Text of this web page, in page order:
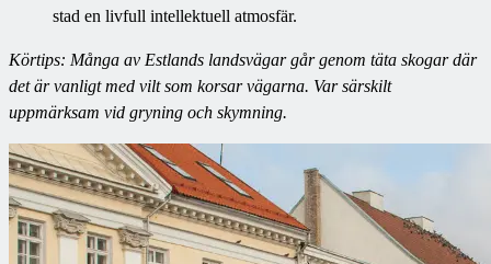
stad en livfull intellektuell atmosfär.
Körtips: Många av Estlands landsvägar går genom täta skogar där
det är vanligt med vilt som korsar vägarna. Var särskilt
uppmärksam vid gryning och skymning.